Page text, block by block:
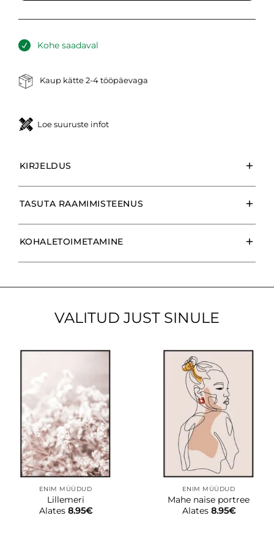
Kohe saadaval
Kaup kätte 2-4 tööpäevaga
Loe suuruste infot
KIRJELDUS
TASUTA RAAMIMISTEENUS
KOHALETOIMETAMINE
VALITUD JUST SINULE
ENIM MÜÜDUD
Lillemeri
Alates 8.95€
ENIM MÜÜDUD
Mahe naise portree
Alates 8.95€